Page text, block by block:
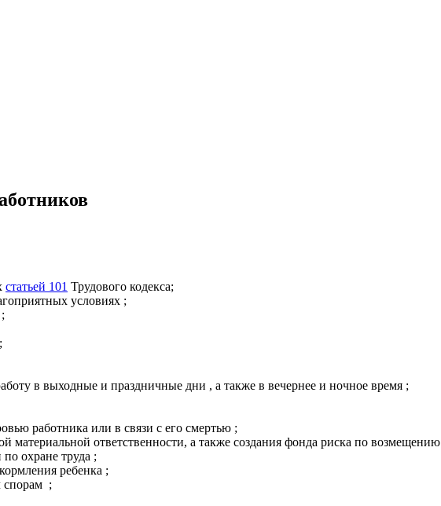
статьей 101 Трудового кодекса;
условиях ;
;
;
в выходные и праздничные дни , а также в вечернее и ночное время ;
работника или в связи с его смертью ;
материальной ответственности, а также создания фонда риска по возмещению
охране труда ;
ребенка ;
спорам ;